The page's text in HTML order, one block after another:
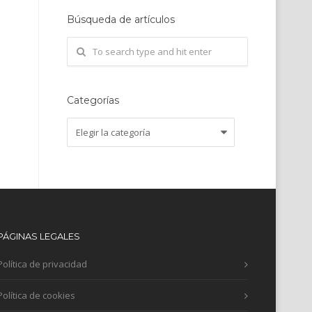
Búsqueda de artículos
Categorías
LEGALES
de privacidad
de cookies